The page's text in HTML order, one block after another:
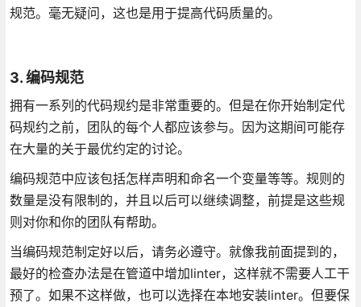
规范。毫无疑问，这也是用于提高代码质量的。
3. 编码规范
拥有一系列的代码规约是非常重要的。但是在你开始制定代
码规约之前，团队的每个人都应该参与。因为这期间可能存
在大量的关于最优约定的讨论。
编码规范中应该包括怎样声明和命名一个变量等等。规则的
数量是没有限制的，并且以后可以继续调整，前提是这些规
则对你和你的团队有帮助。
当编码规范制定好以后，请务必遵守。就像我前面提到的，
最好的检查办法是在管道中增加linter，这样就不需要人工干
预了。如果不这样做，也可以选择在本地安装linter。但要保